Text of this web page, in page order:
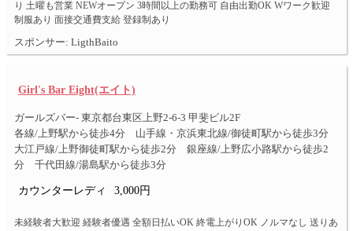
り 土曜も営業 NEWオープン 3時間以上の勤務可 自由出勤OK Wワーク歓迎
制服あり 面接交通費支給 登録制あり
スポンサー: LigthBaito
Girl's Bar Eight(エイト)
ガールズバー- 東京都台東区上野2-6-3 甲斐ビル2F
各線/上野駅から徒歩4分 山手線・京浜東北線/御徒町駅から徒歩3分
大江戸線/上野御徒町駅から徒歩2分 銀座線/上野広小路駅から徒歩2
分 千代田線/湯島駅から徒歩3分
カウンターレディ 3,000円
未経験者大歓迎 経験者優遇 全額日払いOK 終電上がりOK ノルマなし 送りあ